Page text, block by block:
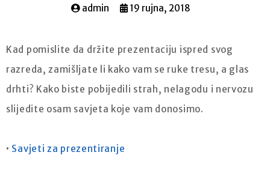
admin 19 rujna, 2018
Kad pomislite da držite prezentaciju ispred svog
razreda, zamišljate li kako vam se ruke tresu, a glas
drhti? Kako biste pobijedili strah, nelagodu i nervozu
slijedite osam savjeta koje vam donosimo.
• Savjeti za prezentiranje